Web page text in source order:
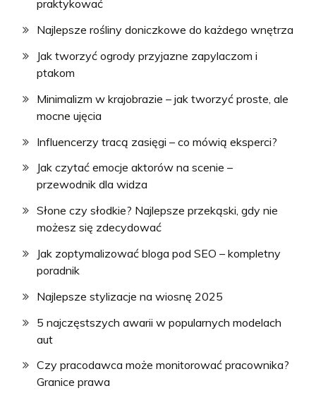
praktykować
Najlepsze rośliny doniczkowe do każdego wnętrza
Jak tworzyć ogrody przyjazne zapylaczom i
ptakom
Minimalizm w krajobrazie – jak tworzyć proste, ale
mocne ujęcia
Influencerzy tracą zasięgi – co mówią eksperci?
Jak czytać emocje aktorów na scenie –
przewodnik dla widza
Słone czy słodkie? Najlepsze przekąski, gdy nie
możesz się zdecydować
Jak zoptymalizować bloga pod SEO – kompletny
poradnik
Najlepsze stylizacje na wiosnę 2025
5 najczęstszych awarii w popularnych modelach
aut
Czy pracodawca może monitorować pracownika?
Granice prawa